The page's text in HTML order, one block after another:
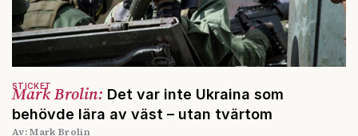
Mark Brolin: Det var inte Ukraina som
behövde lära av väst – utan tvärtom
STICKET
Av: Mark Brolin